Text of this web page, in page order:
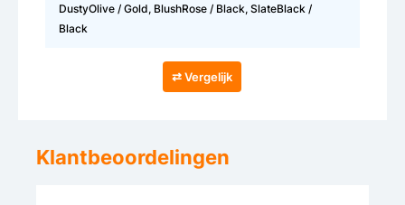
DustyOlive / Gold, BlushRose / Black, SlateBlack /
Black
⇄ Vergelijk
Klantbeoordelingen